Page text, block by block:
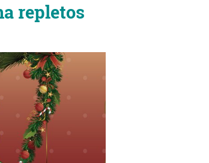
repletos